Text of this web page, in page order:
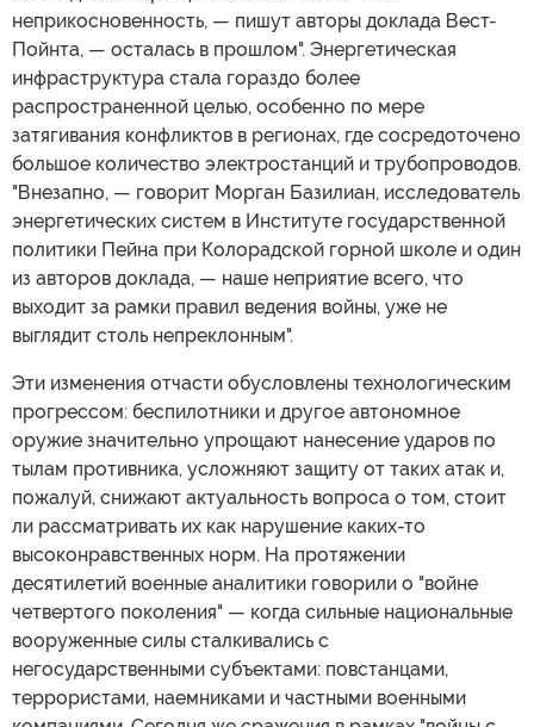
неприкосновенность, — пишут авторы доклада Вест-
Пойнта, — осталась в прошлом". Энергетическая
инфраструктура стала гораздо более
распространенной целью, особенно по мере
затягивания конфликтов в регионах, где сосредоточено
большое количество электростанций и трубопроводов.
"Внезапно, — говорит Морган Базилиан, исследователь
энергетических систем в Институте государственной
политики Пейна при Колорадской горной школе и один
из авторов доклада, — наше неприятие всего, что
выходит за рамки правил ведения войны, уже не
выглядит столь непреклонным".
Эти изменения отчасти обусловлены технологическим
прогрессом: беспилотники и другое автономное
оружие значительно упрощают нанесение ударов по
тылам противника, усложняют защиту от таких атак и,
пожалуй, снижают актуальность вопроса о том, стоит
ли рассматривать их как нарушение каких-то
высоконравственных норм. На протяжении
десятилетий военные аналитики говорили о "войне
четвертого поколения" — когда сильные национальные
вооруженные силы сталкивались с
негосударственными субъектами: повстанцами,
террористами, наемниками и частными военными